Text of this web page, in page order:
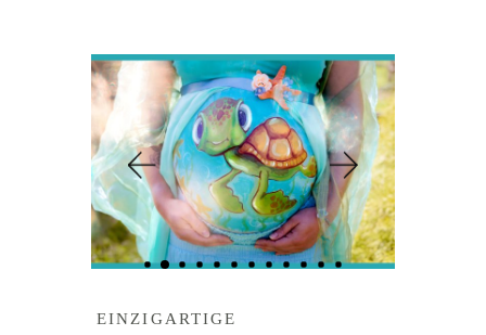
EINZIGARTIGE